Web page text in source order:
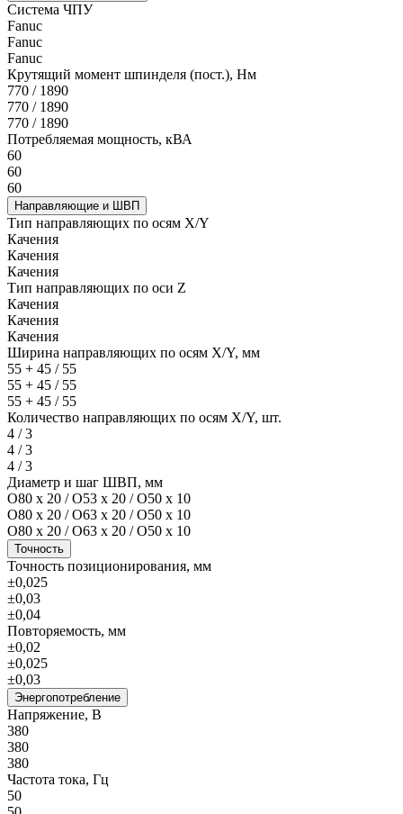
Система ЧПУ
Fanuc
Fanuc
Fanuc
Крутящий момент шпинделя (пост.), Нм
770 / 1890
770 / 1890
770 / 1890
Потребляемая мощность, кВА
60
60
60
Направляющие и ШВП
Тип направляющих по осям X/Y
Качения
Качения
Качения
Тип направляющих по оси Z
Качения
Качения
Качения
Ширина направляющих по осям X/Y, мм
55 + 45 / 55
55 + 45 / 55
55 + 45 / 55
Количество направляющих по осям X/Y, шт.
4 / 3
4 / 3
4 / 3
Диаметр и шаг ШВП, мм
O80 х 20 / O53 х 20 / O50 х 10
O80 х 20 / O63 х 20 / O50 х 10
O80 х 20 / O63 х 20 / O50 х 10
Точность
Точность позиционирования, мм
±0,025
±0,03
±0,04
Повторяемость, мм
±0,02
±0,025
±0,03
Энергопотребление
Напряжение, В
380
380
380
Частота тока, Гц
50